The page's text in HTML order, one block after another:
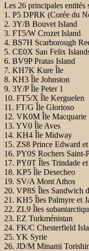
Les 26 principales entités
1. P5 DPRK (Corée du
2. 3Y/B Bouvet Island
3. FT5/W Crozet Island
4. BS7H Scarborough
5. CE0X San Felix
6. BV9P Pratas Island
7. KH7K Kure Île
8. KH3 Île Johnston
9. 3Y/P Île Peter 1
10. FT5/X Île Kerguelen
11. FT/G Île Glorioso
12. VK0M Île Macquarie
13. YV0 Île Aves
14. KH4 Île Midway
15. ZS8 Prince Edward
16. PY0S Rochers Saint-
17. PY0T Îles Trindade
18. KP5 Île Desecheo
19. SV/A Mont Athos
20. VP8S Îles Sandwich
21. KH5 Îles Palmyre et
22. ZL9 Îles
23. EZ Turkménistan
24. FK/C Chesterfield
25. YK Syrie
26. JD/M Minami